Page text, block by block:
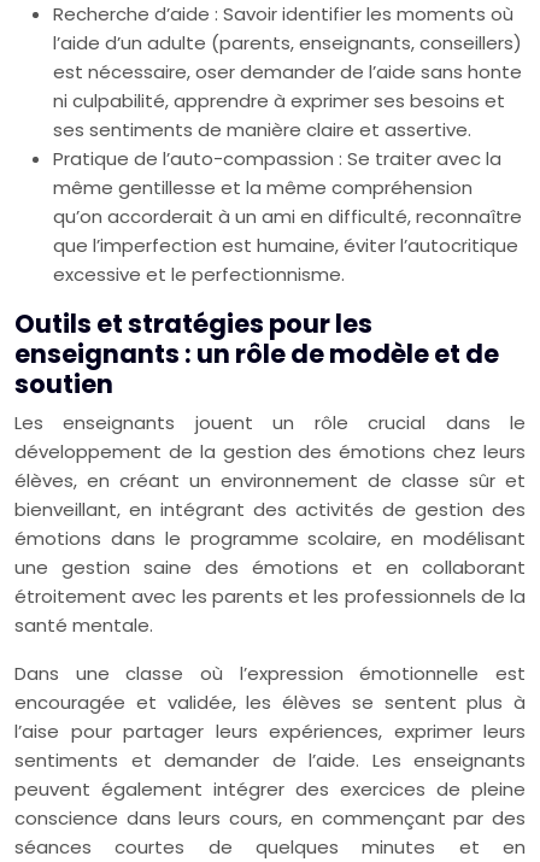
Recherche d’aide : Savoir identifier les moments où
l’aide d’un adulte (parents, enseignants, conseillers)
est nécessaire, oser demander de l’aide sans honte
ni culpabilité, apprendre à exprimer ses besoins et
ses sentiments de manière claire et assertive.
Pratique de l’auto-compassion : Se traiter avec la
même gentillesse et la même compréhension
qu’on accorderait à un ami en difficulté, reconnaître
que l’imperfection est humaine, éviter l’autocritique
excessive et le perfectionnisme.
Outils et stratégies pour les
enseignants : un rôle de modèle et de
soutien
Les enseignants jouent un rôle crucial dans le
développement de la gestion des émotions chez leurs
élèves, en créant un environnement de classe sûr et
bienveillant, en intégrant des activités de gestion des
émotions dans le programme scolaire, en modélisant
une gestion saine des émotions et en collaborant
étroitement avec les parents et les professionnels de la
santé mentale.
Dans une classe où l’expression émotionnelle est
encouragée et validée, les élèves se sentent plus à
l’aise pour partager leurs expériences, exprimer leurs
sentiments et demander de l’aide. Les enseignants
peuvent également intégrer des exercices de pleine
conscience dans leurs cours, en commençant par des
séances courtes de quelques minutes et en